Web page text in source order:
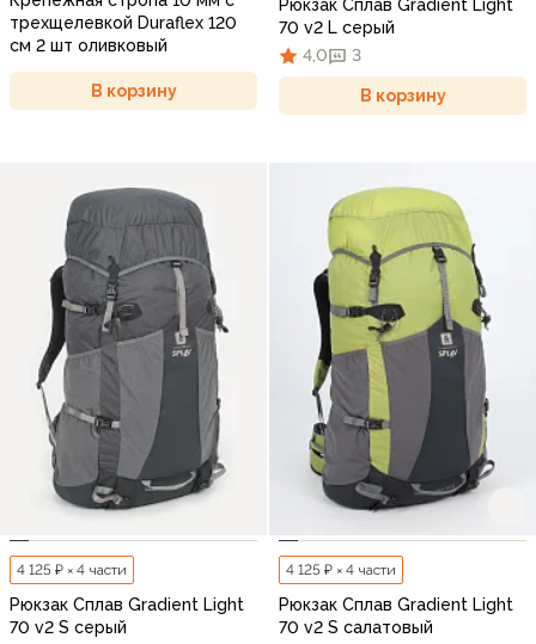
трехщелевкой Duraflex 120
см 2 шт оливковый
В корзину
Рюкзак Сплав Gradient Light
70 v2 L серый
4,0
3
В корзину
4 125 ₽ × 4 части
Рюкзак Сплав Gradient Light
70 v2 S серый
4 125 ₽ × 4 части
Рюкзак Сплав Gradient Light
70 v2 S салатовый